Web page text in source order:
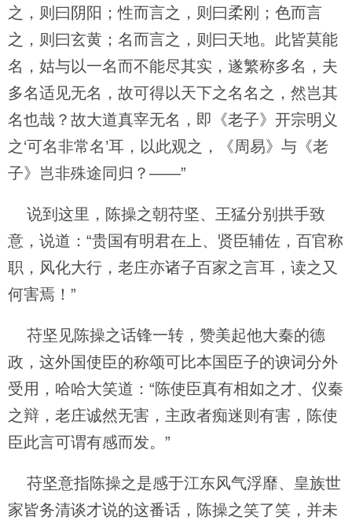
之，则曰阴阳；性而言之，则曰柔刚；色而言
之，则曰玄黄；名而言之，则曰天地。此皆莫能
名，姑与以一名而不能尽其实，遂繁称多名，夫
多名适见无名，故可得以天下之名名之，然岂其
名也哉？故大道真宰无名，即《老子》开宗明义
之‘可名非常名’耳，以此观之，《周易》与《老
子》岂非殊途同归？——”
说到这里，陈操之朝苻坚、王猛分别拱手致
意，说道：“贵国有明君在上、贤臣辅佐，百官称
职，风化大行，老庄亦诸子百家之言耳，读之又
何害焉！”
苻坚见陈操之话锋一转，赞美起他大秦的德
政，这外国使臣的称颂可比本国臣子的谀词分外
受用，哈哈大笑道：“陈使臣真有相如之才、仪秦
之辩，老庄诚然无害，主政者痴迷则有害，陈使
臣此言可谓有感而发。”
苻坚意指陈操之是感于江东风气浮靡、皇族世
家皆务清谈才说的这番话，陈操之笑了笑，并未